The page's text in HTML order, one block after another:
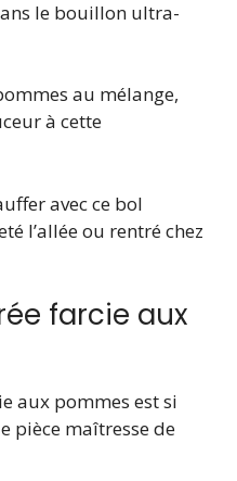
le bouillon ultra-
au mélange,
à cette
avec ce bol
l’allée ou rentré chez
farcie aux
aux pommes est si
pièce maîtresse de